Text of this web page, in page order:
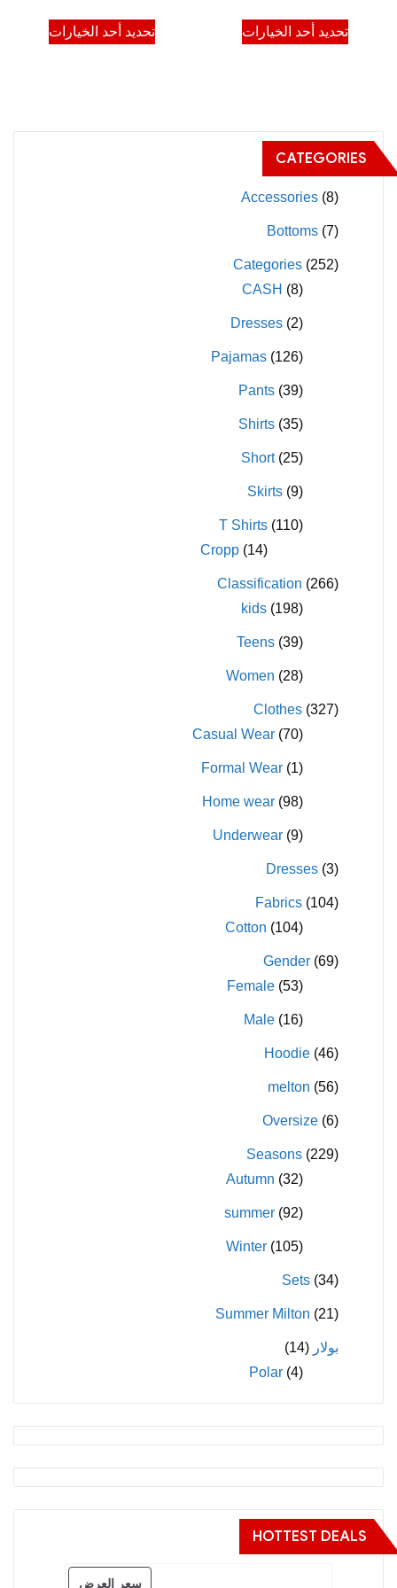
هو:
هو:تحديد أحد الخيارات
هناك
العديد
على
صفحة
المنتج
تحديد أحد الخيارات
هناك
العديد
CATEGORIES
Accessories (8)
Bottoms (7)
Categories (252)
CASH (8)
Dresses (2)
Pajamas (126)
Pants (39)
Shirts (35)
Short (25)
Skirts (9)
T Shirts (110)
Cropp (14)
Classification (266)
kids (198)
Teens (39)
Women (28)
Clothes (327)
Casual Wear (70)
Formal Wear (1)
Home wear (98)
Underwear (9)
Dresses (3)
Fabrics (104)
Cotton (104)
Gender (69)
Female (53)
Male (16)
Hoodie (46)
melton (56)
Oversize (6)
Seasons (229)
Autumn (32)
summer (92)
Winter (105)
Sets (34)
Summer Milton (21)
بولار (14)
Polar (4)
HOTTEST DEALS
سعر العرض